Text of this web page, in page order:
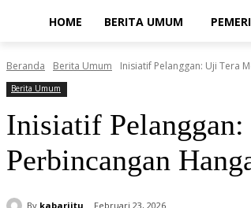
HOME BERITA UMUM
Beranda Berita Umum Inisiatif Pelanggan: Uji Tera
Berita Umum
Inisiatif
Perbincangan
By kabarjitu Februari 23, 2026